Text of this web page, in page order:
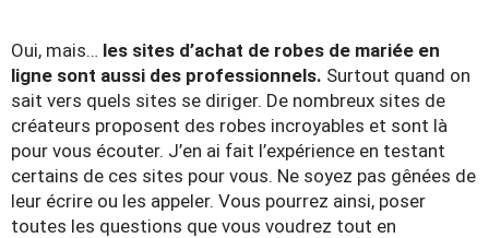
Oui, mais… les sites d’achat de robes de mariée en
ligne sont aussi des professionnels. Surtout quand on
sait vers quels sites se diriger. De nombreux sites de
créateurs proposent des robes incroyables et sont là
pour vous écouter. J’en ai fait l’expérience en testant
certains de ces sites pour vous. Ne soyez pas gênées de
leur écrire ou les appeler. Vous pourrez ainsi, poser
toutes les questions que vous voudrez tout en